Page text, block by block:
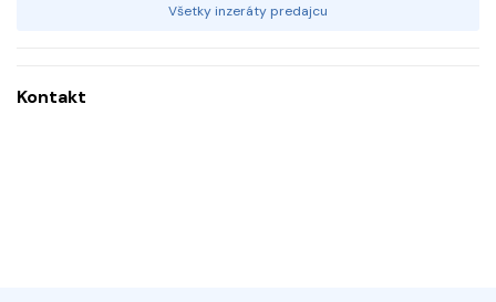
Všetky inzeráty predajcu
Kontakt